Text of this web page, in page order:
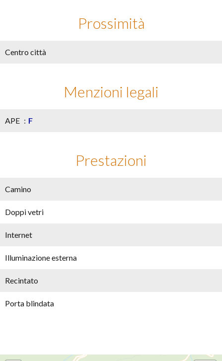
Prossimità
Centro città
Menzioni legali
APE F
Prestazioni
Camino
Doppi vetri
Internet
Illuminazione esterna
Recintato
Porta blindata